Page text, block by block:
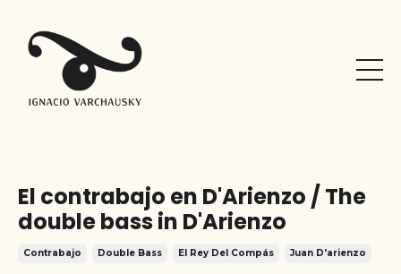
El contrabajo en D'Arienzo / The
double bass in D'Arienzo
Contrabajo Double Bass El Rey Del Compás Juan D'arienzo